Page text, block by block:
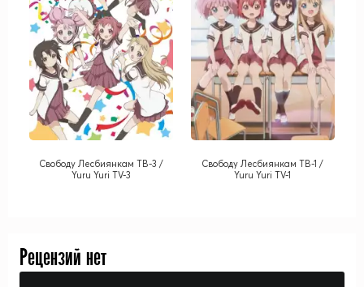
Cвободу Лесбиянкам ТВ-3 /
Yuru Yuri TV-3
Cвободу Лесбиянкам ТВ-1 /
Yuru Yuri TV-1
Рецензий нет